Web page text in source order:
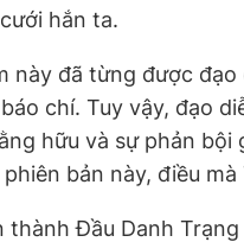
hắn ta.
này đã từng được
chí. Tuy vậy, đạo
hữu và sự phản
bản này, điều
thànhĐầu Danh Trạng